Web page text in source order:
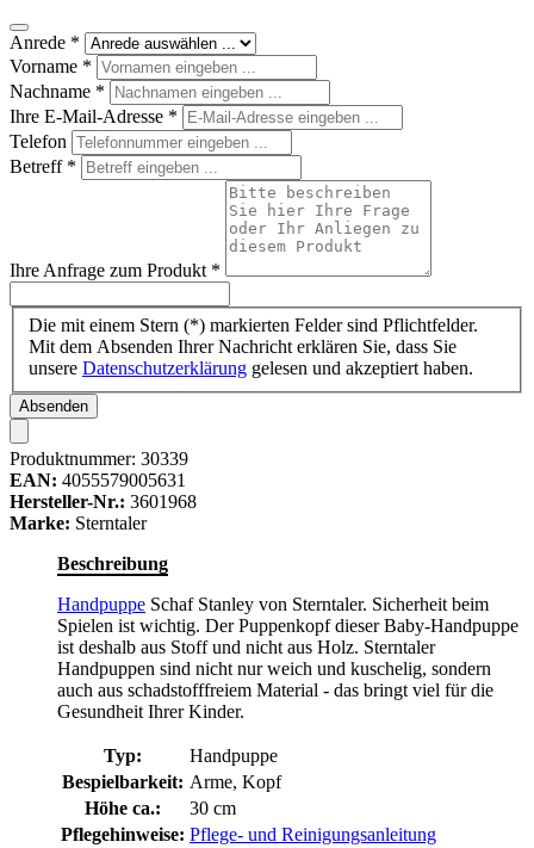
Anrede *
Vorname *
Nachname *
Ihre E-Mail-Adresse *
Telefon
Betreff *
Ihre Anfrage zum Produkt *
Die mit einem Stern (*) markierten Felder sind Pflichtfelder.
Mit dem Absenden Ihrer Nachricht erklären Sie, dass Sie
unsere Datenschutzerklärung gelesen und akzeptiert haben.
Absenden
Produktnummer: 30339
EAN: 4055579005631
Hersteller-Nr.: 3601968
Marke: Sterntaler
Beschreibung
Handpuppe Schaf Stanley von Sterntaler. Sicherheit beim
Spielen ist wichtig. Der Puppenkopf dieser Baby-Handpuppe
ist deshalb aus Stoff und nicht aus Holz. Sterntaler
Handpuppen sind nicht nur weich und kuschelig, sondern
auch aus schadstofffreiem Material - das bringt viel für die
Gesundheit Ihrer Kinder.
Typ:
Handpuppe
Bespielbarkeit: Arme, Kopf
Höhe ca.:
30 cm
Pflegehinweise: Pflege- und Reinigungsanleitung